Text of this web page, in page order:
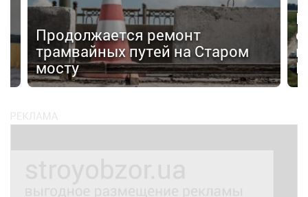
Продолжается ремонт
трамвайных путей на Старом
мосту